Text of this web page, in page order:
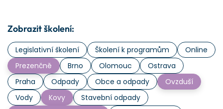
Zobrazit školení:
Legislativní školení Školení k programům
Online
Prezenčně
Brno Olomouc
Ostrava
Praha
Odpady Obce a odpady
Ovzduší
Vody
Kovy
Stavební odpady